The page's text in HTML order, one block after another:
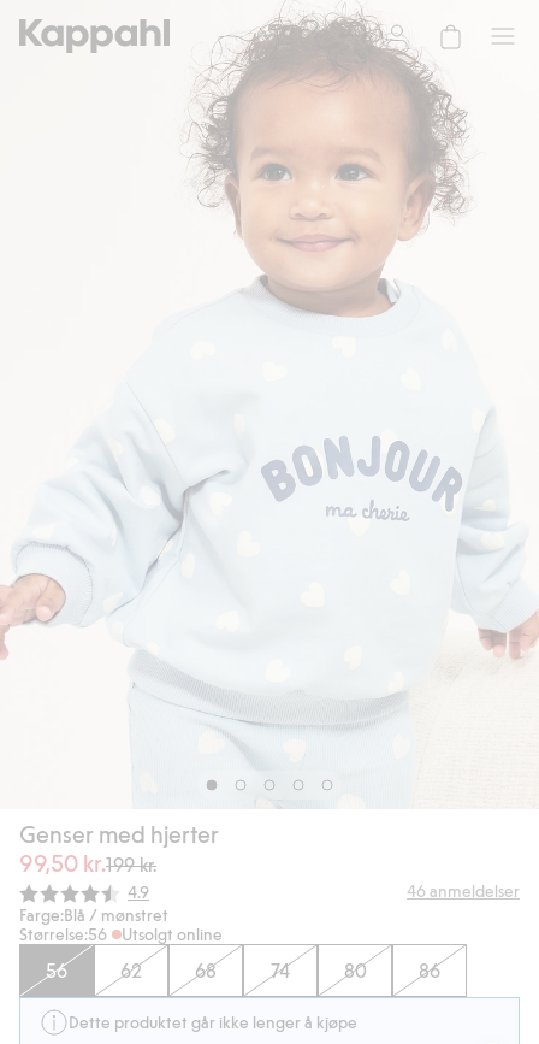
Genser med hjerter
99,50 kr.199 kr.
Gjennomsnittskarakter:
4.9 46 anmeldelser
Farge:Blå / mønstret
Størrelse:56 Utsolgt online
56 62 68 74 80 86
Dette produktet går ikke lenger å kjøpe